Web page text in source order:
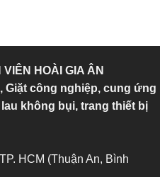
HOÀI GIA ÂN
Giặt công nghiệp, cung ứng
không bụi, trang thiết bị
HCM (Thuận An, Bình